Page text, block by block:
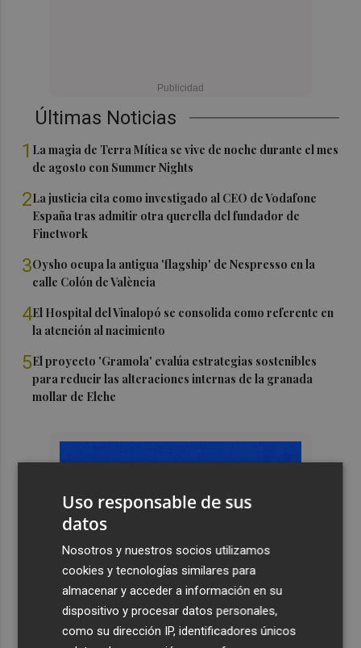
Últimas Noticias
1 La magia de Terra Mítica se vive de noche durante el mes
de agosto con Summer Nights
2La justicia cita como investigado al CEO de Vodafone
España tras admitir otra querella del fundador de
Finetwork
3Oysho ocupa la antigua 'flagship' de Nespresso en la
calle Colón de València
4El Hospital del Vinalopó se consolida como referente en
la atención al nacimiento
5El proyecto 'Gramola' evalúa estrategias sostenibles
para reducir las alteraciones internas de la granada
mollar de Elche
Uso responsable de sus
datos
Nosotros y nuestros socios utilizamos
cookies y tecnologías similares para
almacenar y acceder a información en su
dispositivo y procesar datos personales,
como su dirección IP, identificadores únicos